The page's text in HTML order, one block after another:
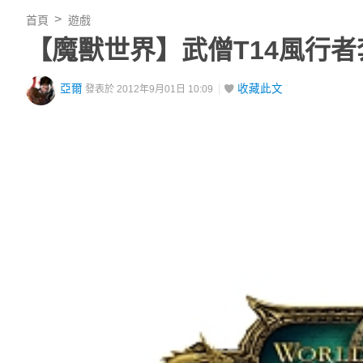
首頁 遊戲
【魔獸世界】武僧T14風行
亞爾 發表於 2012年9月01日 10:09 收藏此文